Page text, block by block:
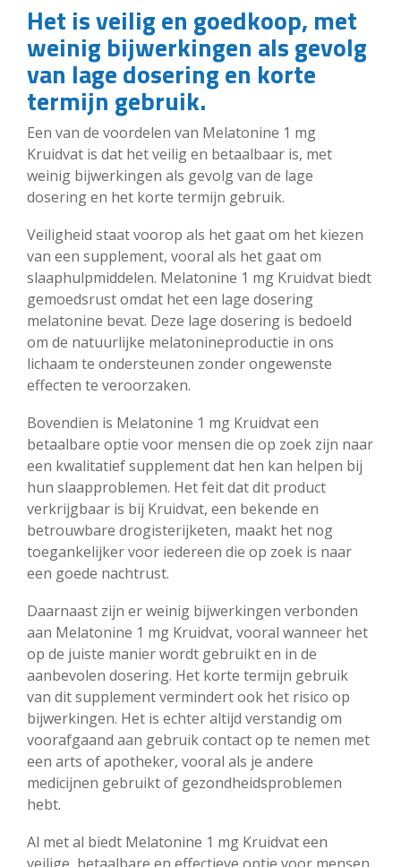
Het is veilig en goedkoop, met
weinig bijwerkingen als gevolg
van lage dosering en korte
termijn gebruik.
Een van de voordelen van Melatonine 1 mg
Kruidvat is dat het veilig en betaalbaar is, met
weinig bijwerkingen als gevolg van de lage
dosering en het korte termijn gebruik.
Veiligheid staat voorop als het gaat om het kiezen
van een supplement, vooral als het gaat om
slaaphulpmiddelen. Melatonine 1 mg Kruidvat biedt
gemoedsrust omdat het een lage dosering
melatonine bevat. Deze lage dosering is bedoeld
om de natuurlijke melatonineproductie in ons
lichaam te ondersteunen zonder ongewenste
effecten te veroorzaken.
Bovendien is Melatonine 1 mg Kruidvat een
betaalbare optie voor mensen die op zoek zijn naar
een kwalitatief supplement dat hen kan helpen bij
hun slaapproblemen. Het feit dat dit product
verkrijgbaar is bij Kruidvat, een bekende en
betrouwbare drogisterijketen, maakt het nog
toegankelijker voor iedereen die op zoek is naar
een goede nachtrust.
Daarnaast zijn er weinig bijwerkingen verbonden
aan Melatonine 1 mg Kruidvat, vooral wanneer het
op de juiste manier wordt gebruikt en in de
aanbevolen dosering. Het korte termijn gebruik
van dit supplement vermindert ook het risico op
bijwerkingen. Het is echter altijd verstandig om
voorafgaand aan gebruik contact op te nemen met
een arts of apotheker, vooral als je andere
medicijnen gebruikt of gezondheidsproblemen
hebt.
Al met al biedt Melatonine 1 mg Kruidvat een